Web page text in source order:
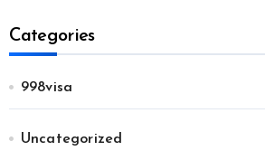
Categories
998visa
Uncategorized